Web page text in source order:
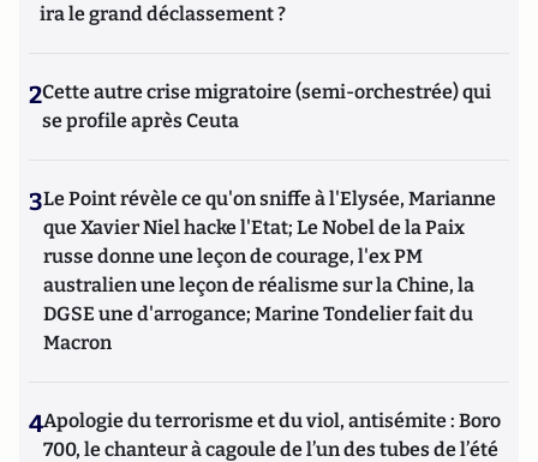
ira le grand déclassement ?
2Cette autre crise migratoire (semi-orchestrée) qui
se profile après Ceuta
3Le Point révèle ce qu'on sniffe à l'Elysée, Marianne
que Xavier Niel hacke l'Etat; Le Nobel de la Paix
russe donne une leçon de courage, l'ex PM
australien une leçon de réalisme sur la Chine, la
DGSE une d'arrogance; Marine Tondelier fait du
Macron
4Apologie du terrorisme et du viol, antisémite : Boro
700, le chanteur à cagoule de l’un des tubes de l’été